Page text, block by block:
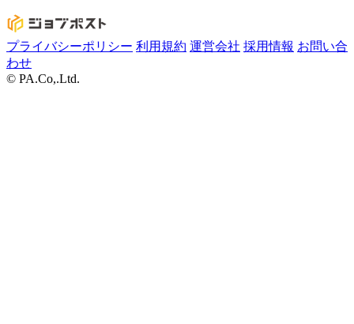
プライバシーポリシー 利用規約 運営会社 採用情報 お問い合
わせ
© PA.Co,.Ltd.